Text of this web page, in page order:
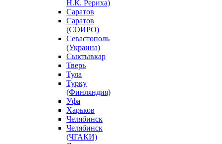
Н.К. Рериха)
Саратов
Саратов
(СОИРО)
Севастополь
(Украина)
Сыктывкар
Тверь
Тула
Турку
(Финляндия)
Уфа
Харьков
Челябинск
Челябинск
(ЧГАКИ)